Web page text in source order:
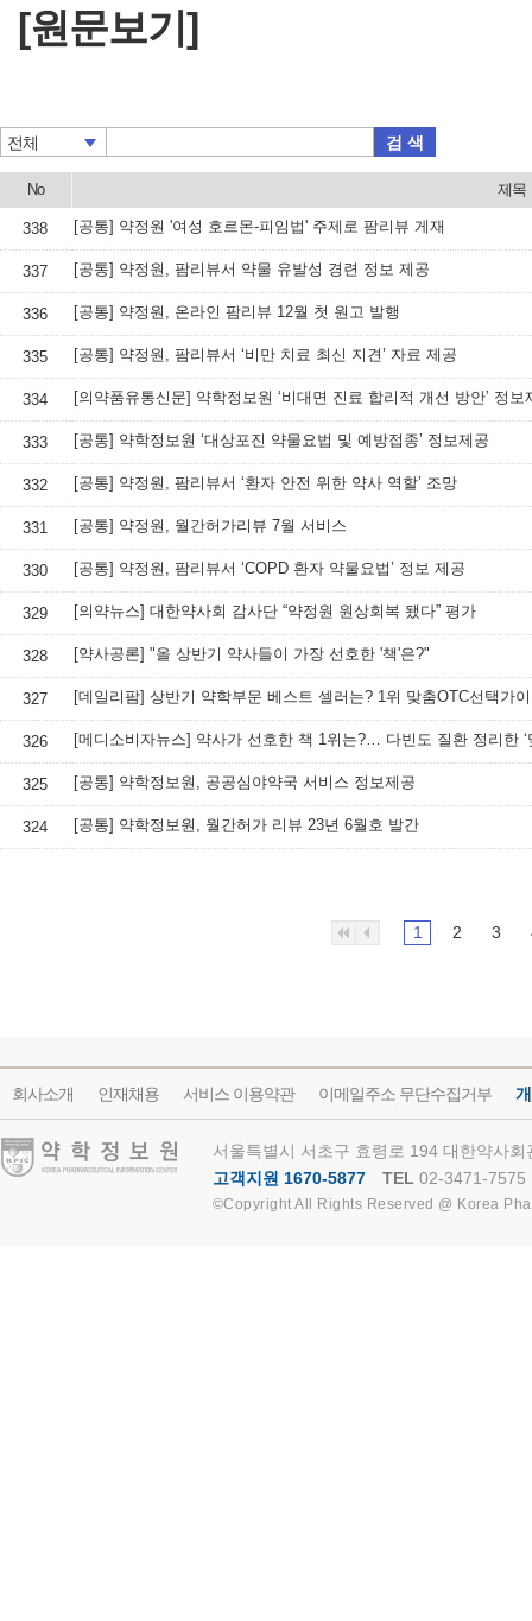
[원문보기]
전체 검 색
No 제목
338 [공통] 약정원 '여성 호르몬-피임법' 주제로 팜리뷰 게재
337 [공통] 약정원, 팜리뷰서 약물 유발성 경련 정보 제공
336 [공통] 약정원, 온라인 팜리뷰 12월 첫 원고 발행
335 [공통] 약정원, 팜리뷰서 ‘비만 치료 최신 지견’ 자료 제공
334 [의약품유통신문] 약학정보원 ‘비대면 진료 합리적 개선 방안’ 정보
333 [공통] 약학정보원 ‘대상포진 약물요법 및 예방접종’ 정보제공
332 [공통] 약정원, 팜리뷰서 ‘환자 안전 위한 약사 역할’ 조망
331 [공통] 약정원, 월간허가리뷰 7월 서비스
330 [공통] 약정원, 팜리뷰서 ‘COPD 환자 약물요법’ 정보 제공
329 [의약뉴스] 대한약사회 감사단 “약정원 원상회복 됐다” 평가
328 [약사공론] "올 상반기 약사들이 가장 선호한 '책'은?"
327 [데일리팜] 상반기 약학부문 베스트 셀러는? 1위 맞춤OTC선택가
326
325 [공통] 약학정보원, 공공심야약국 서비스 정보제공
324 [공통] 약학정보원, 월간허가 리뷰 23년 6월호 발간
1 2 3
회사소개 인재채용 서비스 이용약관 이메일주소 무단수집거부
약학정보원
서울특별시 서초구 효령로 194 대한약사
고객지원 1670-5877
TEL 02-3471-7575
©Copyright All Rights Reserved @ Korea